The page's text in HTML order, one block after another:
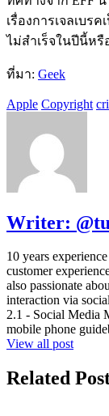
เรื่องการเจลเบร
ไม่สำเร็จในปีนี้ห
ที่มา: Geek
Apple Copyright
Writer:
10 years
customer
also passionate
interaction via
2.1 - Social Media
mobile phone
View all post
Related